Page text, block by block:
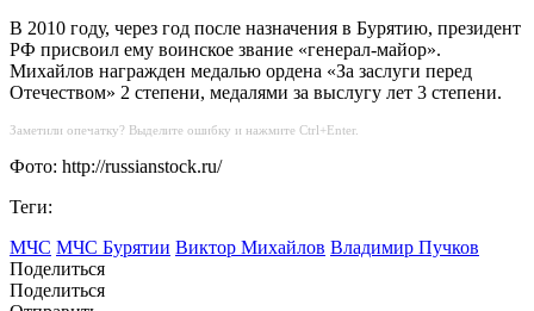
В 2010 году, через год после назначения в Бурятию, президент
РФ присвоил ему воинское звание «генерал-майор».
Михайлов награжден медалью ордена «За заслуги перед
Отечеством» 2 степени, медалями за выслугу лет 3 степени.
Заметили опечатку? Выделите ошибку и нажмите Ctrl+Enter.
Фото: http://russianstock.ru/
Теги:
МЧС МЧС Бурятии Виктор Михайлов Владимир Пучков
Поделиться
Поделиться